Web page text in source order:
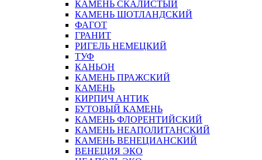
КАМЕНЬ СКАЛИСТЫЙ
КАМЕНЬ ШОТЛАНДСКИЙ
ФАГОТ
ГРАНИТ
РИГЕЛЬ НЕМЕЦКИЙ
ТУФ
КАНЬОН
КАМЕНЬ ПРАЖСКИЙ
КАМЕНЬ
КИРПИЧ АНТИК
БУТОВЫЙ КАМЕНЬ
КАМЕНЬ ФЛОРЕНТИЙСКИЙ
КАМЕНЬ НЕАПОЛИТАНСКИЙ
КАМЕНЬ ВЕНЕЦИАНСКИЙ
ВЕНЕЦИЯ ЭКО